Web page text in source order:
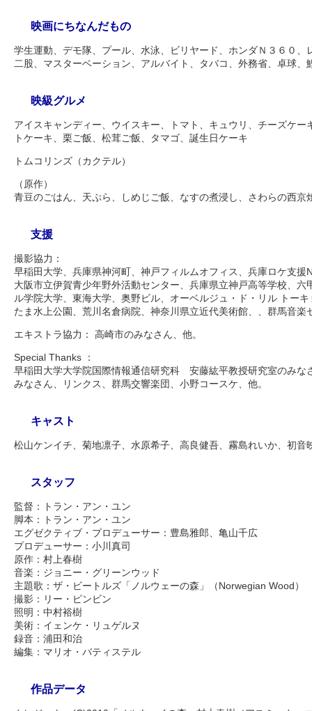
映画にちなんだもの
学生運動、デモ隊、プール、水泳、ビリヤード、ホンダＮ３６０、
二股、マスターベーション、アルバイト、タバコ、外務省、卓球、
映級グルメ
アイスキャンディー、ウイスキー、トマト、キュウリ、チーズケー
トケーキ、栗ご飯、松茸ご飯、タマゴ、誕生日ケーキ
トムコリンズ（カクテル）
（原作）
青豆のごはん、天ぷら、しめじご飯、なすの煮浸し、さわらの西京
支援
撮影協力：
早稲田大学、兵庫県神河町、神戸フィルムオフィス、兵庫ロケ支援
大阪市立伊賀青少年野外活動センター、兵庫県立神戸高等学校、六
ル学院大学、東海大学、奥野ビル、オーベルジュ・ド・リル トー
たま水上公園、荒川名倉病院、神奈川県立近代美術館、、群馬音楽
エキストラ協力： 高崎市のみなさん、他。
Special Thanks ：
早稲田大学大学院国際情報通信研究科 安藤紘平教授研究室のみな
みなさん、リンクス、群馬交響楽団、小野コースケ、他。
キャスト
松山ケンイチ、菊地凛子、水原希子、高良健吾、霧島れいか、初音
スタッフ
監督：トラン・アン・ユン
脚本：トラン・アン・ユン
エグゼクティブ・プロデューサー：豊島雅郎、亀山千広
プロデューサー：小川真司
原作：村上春樹
音楽：ジョニー・グリーンウッド
主題歌：ザ・ビートルズ「ノルウェーの森」（Norwegian Wood）
撮影：リー・ピンビン
照明：中村裕樹
美術：イェンケ・リュゲルヌ
録音：浦田和治
編集：マリオ・バティステル
作品データ